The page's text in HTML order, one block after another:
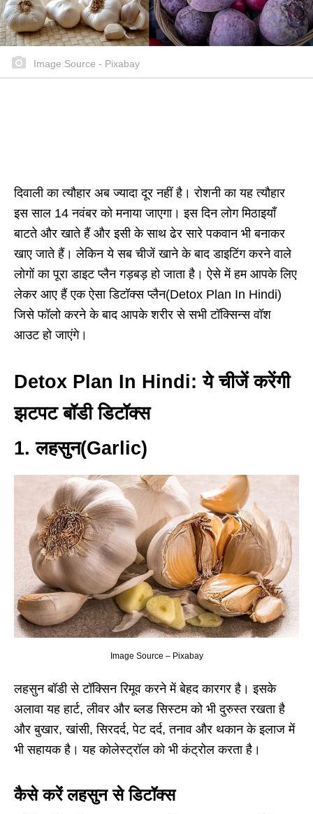
Image Source - Pixabay
दिवाली का त्यौहार अब ज्यादा दूर नहीं है। रोशनी का यह त्यौहार
इस साल 14 नवंबर को मनाया जाएगा। इस दिन लोग मिठाइयाँ
बाटते और खाते हैं और इसी के साथ ढेर सारे पकवान भी बनाकर
खाए जाते हैं। लेकिन ये सब चीजें खाने के बाद डाइटिंग करने वाले
लोगों का पूरा डाइट प्लैन गड़बड़ हो जाता है। ऐसे में हम आपके लिए
लेकर आए हैं एक ऐसा डिटॉक्स प्लैन(Detox Plan In Hindi)
जिसे फॉलो करने के बाद आपके शरीर से सभी टॉक्सिन्स वॉश
आउट हो जाएंगे।
Detox Plan In Hindi:ये चीजें करेंगी
झटपट बॉडी डिटॉक्स
1.लहसुन(Garlic)
Image Source – Pixabay
लहसुन बॉडी से टॉक्सिन रिमूव करने में बेहद कारगर है। इसके
अलावा यह हार्ट, लीवर और ब्लड सिस्टम को भी दुरुस्त रखता है
और बुखार, खांसी, सिरदर्द, पेट दर्द, तनाव और थकान के इलाज में
भी सहायक है। यह कोलेस्ट्रॉल को भी कंट्रोल करता है।
कैसे करेंलहसुनसे डिटॉक्स